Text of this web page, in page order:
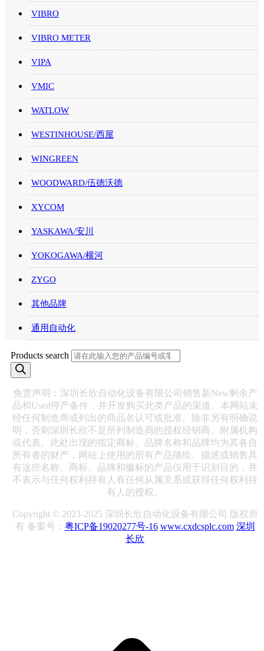
VIBRO
VIBRO METER
VIPA
VMIC
WATLOW
WESTINHOUSE/西屋
WINGREEN
WOODWARD/伍德沃德
XYCOM
YASKAWA/安川
YOKOGAWA/横河
ZYGO
其他品牌
通用自动化
Products search
免责声明：深圳长欣自动化设备有限公司销售新New剩余产
品和Used停产备件，并开发购买此类产品的渠道。本网站未
经任何制造商或列出的商品名认可或批准。除非另有明确说
明，否则深圳长欣不是所列制造商的授权经销商、附属机构
或代表。此处出现的指定商标、品牌名称和品牌均为其各自
所有者的财产，网站上使用的所有产品描绘、描述或销售具
有这些名称、商标、品牌和徽标的产品仅用于识别目的，并
不表示与任何权利持有人有任何从属关系或获得任何权利持
有人的授权。
Copyright © 2023-2025 深圳长欣自动化设备有限公司 版权所
有 备案号： 粤ICP备19020277号-16 www.cxdcsplc.com 深圳
长欣